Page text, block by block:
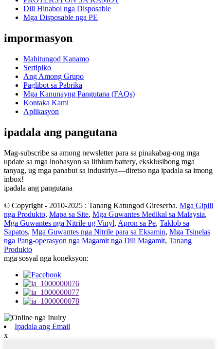
Dili Hinabol nga Disposable
Mga Disposable nga PE
impormasyon
Mahitungod Kanamo
Sertipiko
Ang Among Grupo
Paglibot sa Pabrika
Mga Kanunayng Pangutana (FAQs)
Kontaka Kami
Aplikasyon
ipadala ang pangutana
Mag-subscribe sa among newsletter para sa pinakabag-ong mga
update sa mga inobasyon sa lithium battery, eksklusibong mga
tanyag, ug mga panabut sa industriya—diretso nga ipadala sa imong
inbox!
ipadala ang pangutana
© Copyright - 2010-2025 : Tanang Katungod Gireserba. Mga Gipili
nga Produkto, Mapa sa Site, Mga Guwantes Medikal sa Malaysia,
Mga Guwantes nga Nitrile ug Vinyl, Apron sa Pe, Taklob sa
Sapatos, Mga Guwantes nga Nitrile para sa Eksamin, Mga Tsinelas
nga Pang-operasyon nga Magamit nga Dili Magamit, Tanang
Produkto
mga sosyal nga koneksyon:
Ipadala ang Email
x